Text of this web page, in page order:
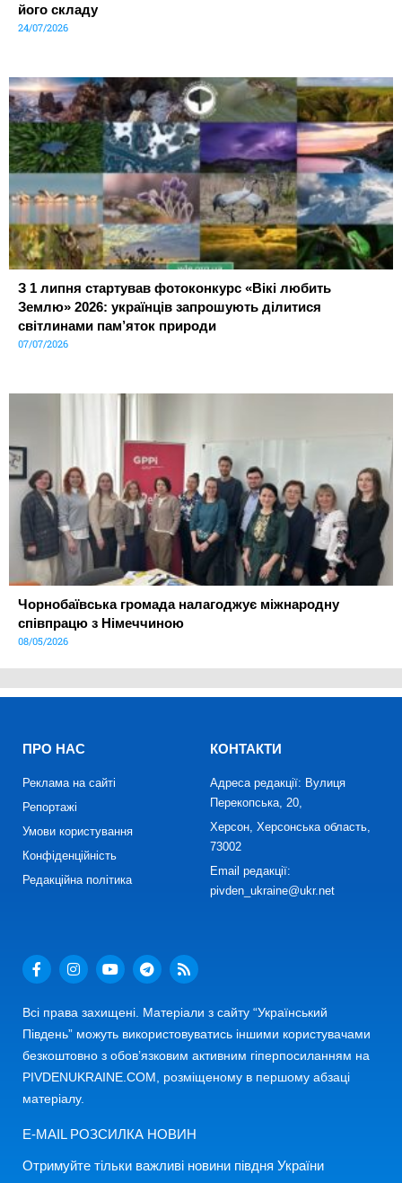
його складу
24/07/2026
З 1 липня стартував фотоконкурс «Вікі любить
Землю» 2026: українців запрошують ділитися
світлинами пам’яток природи
07/07/2026
Чорнобаївська громада налагоджує міжнародну
співпрацю з Німеччиною
08/05/2026
ПРО НАС
Реклама на сайті
Репортажі
Умови користування
Конфіденційність
Редакційна політика
КОНТАКТИ
Адреса редакції: Вулиця
Перекопська, 20,
Херсон, Херсонська область,
73002
Email редакції:
pivden_ukraine@ukr.net
Всі права захищені. Матеріали з сайту “Український
Південь” можуть використовуватись іншими користувачами
безкоштовно з обов’язковим активним гіперпосиланням на
PIVDENUKRAINE.COM, розміщеному в першому абзаці
матеріалу.
E-MAIL РОЗСИЛКА НОВИН
Отримуйте тільки важливі новини півдня України